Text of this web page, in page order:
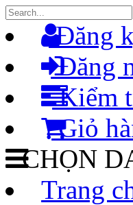
Đăng
Đăng
Kiểm
Giỏ
CHỌN
Trang